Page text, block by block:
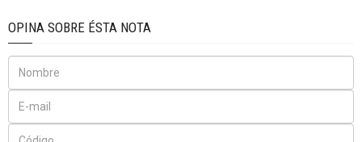
OPINA SOBRE ÉSTA NOTA